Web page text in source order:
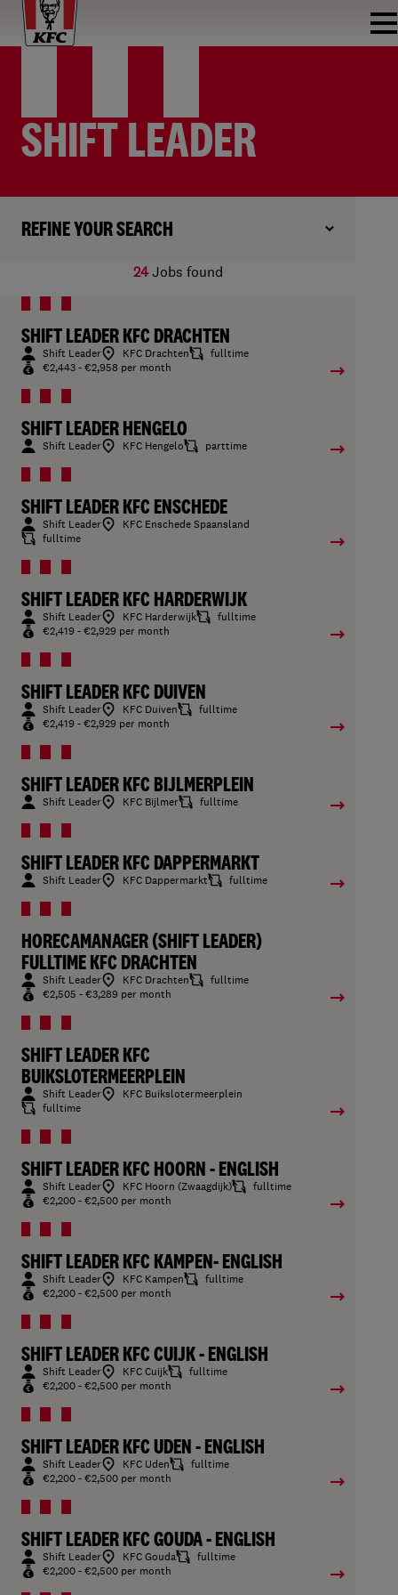
SHIFT LEADER
REFINE YOUR SEARCH
24Jobs found
SHIFT LEADER KFC DRACHTEN
Shift Leader KFC Drachten
fulltime
€2,443 - €2,958 per month
SHIFT LEADER HENGELO
Shift Leader KFC Hengelo parttime
SHIFT LEADER KFC ENSCHEDE
Shift Leader
KFC Enschede Spaansland
fulltime
SHIFT LEADER KFC HARDERWIJK
Shift Leader KFC Harderwijk
fulltime
€2,419 - €2,929 per month
SHIFT LEADER KFC DUIVEN
Shift Leader KFC Duiven
fulltime
€2,419 - €2,929 per month
SHIFT LEADER KFC BIJLMERPLEIN
Shift Leader KFC Bijlmer fulltime
SHIFT LEADER KFC DAPPERMARKT
Shift Leader KFC Dappermarkt fulltime
HORECAMANAGER (SHIFT LEADER)
FULLTIME KFC DRACHTEN
Shift Leader KFC Drachten
fulltime
€2,505 - €3,289 per month
SHIFT LEADER KFC
BUIKSLOTERMEERPLEIN
Shift Leader
KFC Buikslotermeerplein
fulltime
SHIFT LEADER KFC HOORN - ENGLISH
Shift Leader KFC Hoorn (Zwaagdijk)
fulltime
€2,200 - €2,500 per month
SHIFT LEADER KFC KAMPEN- ENGLISH
Shift Leader KFC Kampen
fulltime
€2,200 - €2,500 per month
SHIFT LEADER KFC CUIJK - ENGLISH
Shift Leader KFC Cuijk
fulltime
€2,200 - €2,500 per month
SHIFT LEADER KFC UDEN - ENGLISH
Shift Leader KFC Uden
fulltime
€2,200 - €2,500 per month
SHIFT LEADER KFC GOUDA - ENGLISH
Shift Leader KFC Gouda
fulltime
€2,200 - €2,500 per month